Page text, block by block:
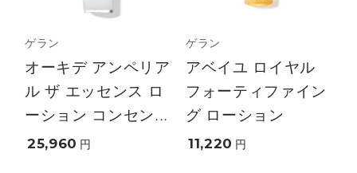
ゲラン
オーキデ アンペリア
ル ザ エッセンス ロ
ーション コンセン...
25,960 円
ゲラン
アベイユ ロイヤル
フォーティファイン
グ ローション
11,220 円